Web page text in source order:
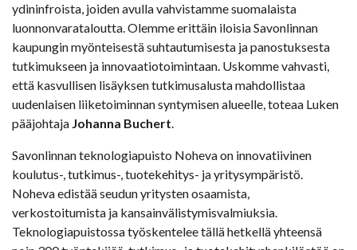
ydininfroista, joiden avulla vahvistamme suomalaista
luonnonvarataloutta. Olemme erittäin iloisia Savonlinnan
kaupungin myönteisestä suhtautumisesta ja panostuksesta
tutkimukseen ja innovaatiotoimintaan. Uskomme vahvasti,
että kasvullisen lisäyksen tutkimusalusta mahdollistaa
uudenlaisen liiketoiminnan syntymisen alueelle, toteaa Luken
pääjohtaja Johanna Buchert.
Savonlinnan teknologiapuisto Noheva on innovatiivinen
koulutus-, tutkimus-, tuotekehitys- ja yritysympäristö.
Noheva edistää seudun yritysten osaamista,
verkostoitumista ja kansainvälistymisvalmiuksia.
Teknologiapuistossa työskentelee tällä hetkellä yhteensä